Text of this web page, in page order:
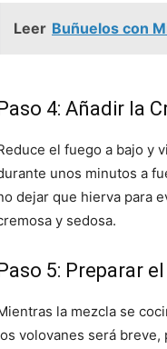
Leer Buñuelos con
4: Añadir la
el fuego a bajo y
unos minutos a
dejar que hierva para
y sedosa.
5: Preparar
la mezcla se
volovanes será